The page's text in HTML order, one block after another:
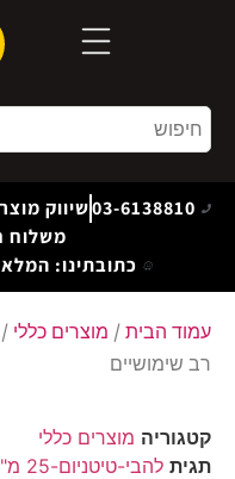
03-6138810שיווק
משלוח
כתובתינו: המלאכה 63 ,אזור
עמוד הבית / מוצרים כללי
רב שימושיים
קטגוריה מוצרים כללי
תגית להבי-טיטניום-25 מ"מ-רב-שימושיים